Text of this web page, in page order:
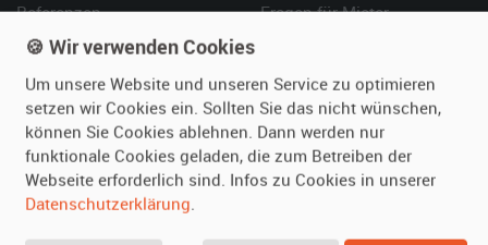
Referenzen
Kundenmeinungen
Fragen für Mieter
Vermieten
Oldtimer anmelden
Fotos senden
Fragen für Vermieter
Hilfe
Häufige Fragen (FAQ)
So funktioniert's
🍪 Wir verwenden Cookies
Um unsere Website und unseren Service zu optimieren
setzen wir Cookies ein. Sollten Sie das nicht wünschen,
können Sie Cookies ablehnen. Dann werden nur
funktionale Cookies geladen, die zum Betreiben der
Webseite erforderlich sind. Infos zu Cookies in unserer
Datenschutzerklärung.